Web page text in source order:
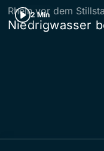
2 Min
Rhein vor dem
Niedrigwasser